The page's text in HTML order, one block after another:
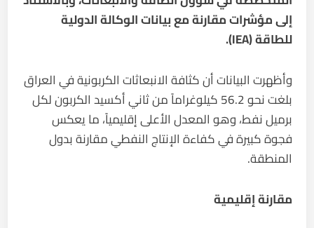
إلى مؤشرات مقارنة مع بيانات الوكالة الدولية
للطاقة (IEA).
وأظهرت البيانات أن كثافة الانبعاثات الكربونية في العراق
بلغت نحو 56.2 كيلوغراماً من ثاني أكسيد الكربون لكل
برميل نفط، وهو المعدل الأعلى إقليمياً، ما يعكس
فجوة كبيرة في كفاءة الإنتاج النفطي مقارنة بدول
المنطقة.
مقارنة إقليمية